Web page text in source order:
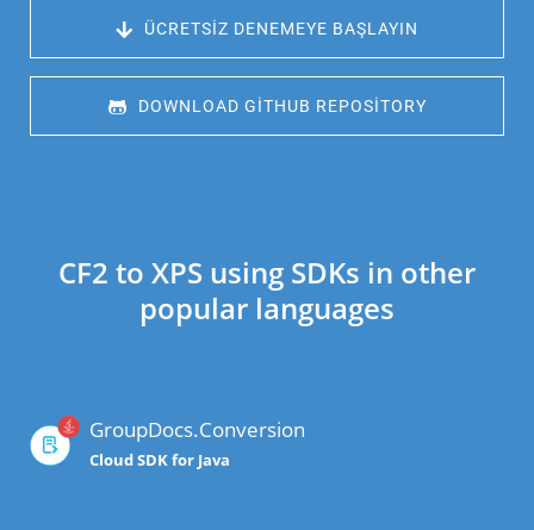
ÜCRETSIZ DENEMEYE BAŞLAYIN
DOWNLOAD GITHUB REPOSITORY
CF2 to XPS using SDKs in other
popular languages
GroupDocs.Conversion
Cloud SDK for Java